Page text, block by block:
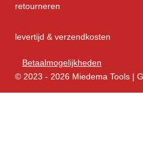
retourneren
levertijd & verzendkosten
Betaalmogelijkheden
© 2023 - 2026 Miedema Tools |